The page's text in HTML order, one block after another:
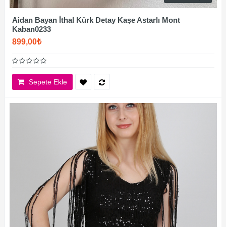
Aidan Bayan İthal Kürk Detay Kaşe Astarlı Mont
Kaban0233
899,00₺
Sepete Ekle